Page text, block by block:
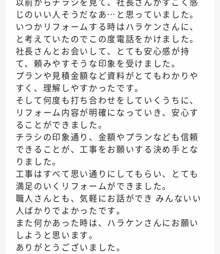
じのいい人そうだなあ…と思っていました。
いつかリフォームする時はハラケンさんに、
と考えていたのでこの度電話をかけました。
社長さんとお会いして、とても安心感が持
て、頼みやすそうな印象を受けました。
プランや見積金額など資料がとてもわかりや
すく、理解しやすかったです。
そして何度も打ち合わせをしていくうちに、
リフォーム内容が明確になっていき、安心す
ることができました。
チラシの印象通り、金額やプランなども信頼
できることが、工事をお願いする決め手とな
りました。
工事はすべて思い通りにしてもらい、とても
満足のいくリフォームができました。
職人さんとも、気軽にお話ができ みんないい
人ばかりでよかったです。
また何かあった時は、ハラケンさんにお願い
しようと思います。
ありがとうございました。